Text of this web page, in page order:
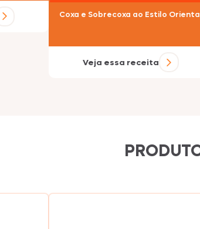
Nhô Bento
Doriana
Coxa e Sobrecoxa ao Estilo
Veja essa receita